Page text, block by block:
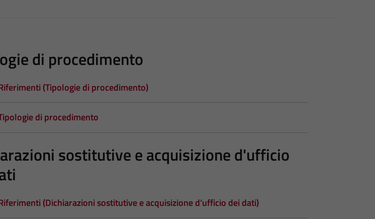
di procedimento
(Tipologie di procedimento)
di procedimento
sostitutive e acquisizione d'ufficio
(Dichiarazioni sostitutive e acquisizione d’ufficio dei dati)